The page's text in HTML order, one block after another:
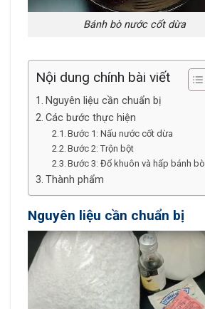
Bánh bò nước cốt dừa
Nội dung chính bài viết
Nguyên liệu cần chuẩn bị
Các bước thực hiện
Bước 1: Nấu nước cốt dừa
Bước 2: Trộn bột
Bước 3: Đổ khuôn và hấp bánh bò
Thành phẩm
Nguyên liệu cần chuẩn bị